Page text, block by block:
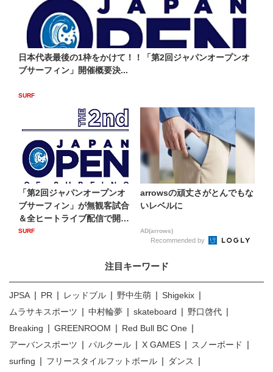
日本代表最後の1枠をかけて！！「第2回ジャパンオープンオ
ブサーフィン」開催概要決...
SURF
「第2回ジャパンオープンオ
ブサーフィン」が無観客試合
＆全ヒートライブ配信で開催
決...
SURF
arrowsの頑丈さがとんでもな
いレベルに
AD(arrows)
Recommended by
注目キーワード
JPSA PR レッドブル 野中生萌
Shigekix
ムラサキスポーツ
中村輪夢 skateboard
野口啓代
Breaking
GREENROOM
Red Bull BC One
アーバンスポーツ
パルクール X GAMES
スノーボード
surfing
フリースタイルフットボール
ダンス